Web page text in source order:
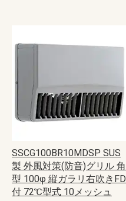
SSCG100BR10MDSP SUS
製 外風対策(防音)グリル 角
型 100φ 縦ガラリ右吹きFD
付 72℃型式 10メッシュ